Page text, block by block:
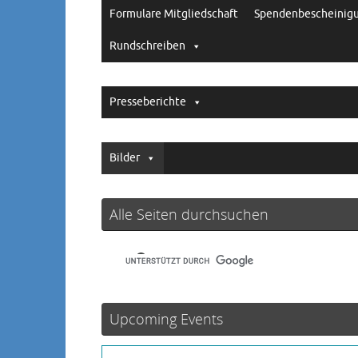
Formulare Mitgliedschaft
Rundschreiben
Presseberichte
Bilder
Alle Seiten durchsuchen
Upcoming Events